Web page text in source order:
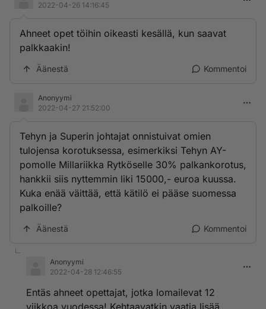
2022-04-26 14:16:45
Ahneet opet töihin oikeasti kesällä, kun saavat
palkkaakin!
Äänestä Kommentoi
Anonyymi
2022-04-27 21:52:00
Tehyn ja Superin johtajat onnistuivat omien
tulojensa korotuksessa, esimerkiksi Tehyn AY-
pomolle Millariikka Rytköselle 30% palkankorotus,
hankkii siis nyttemmin liki 15000,- euroa kuussa.
Kuka enää väittää, että kätilö ei pääse suomessa
palkoille?
Äänestä Kommentoi
Anonyymi
2022-04-28 12:46:55
Entäs ahneet opettajat, jotka lomailevat 12
viikkoa vuodessa! Kehtaavatkin vaatia lisää